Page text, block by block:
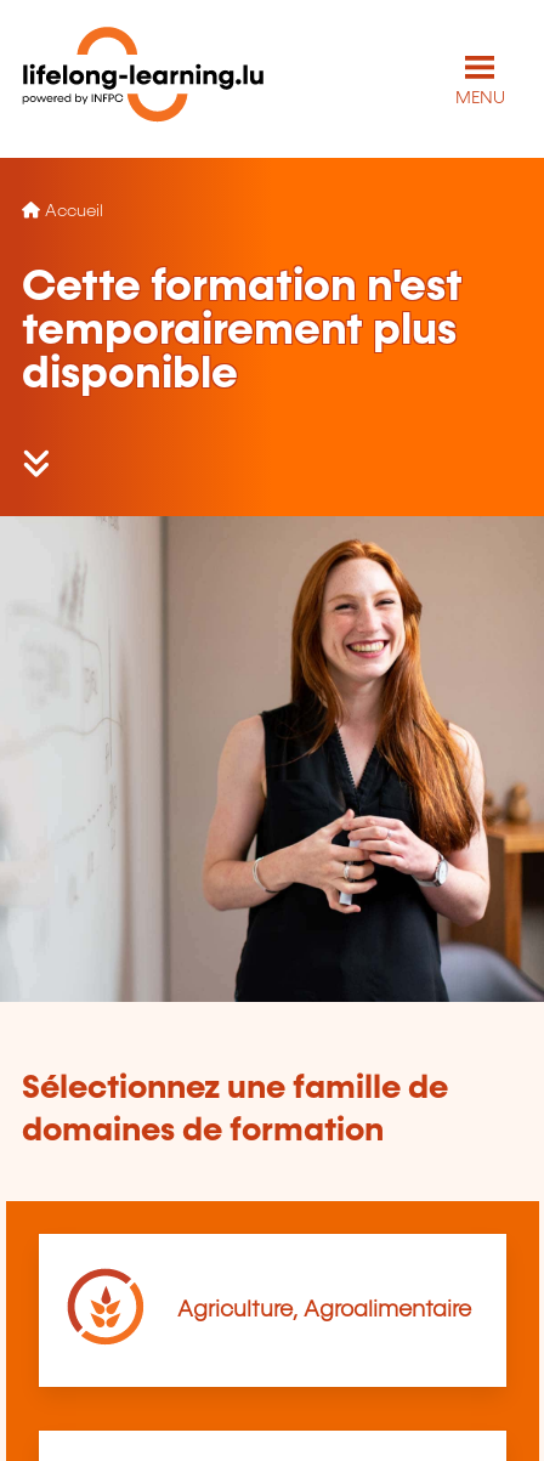
MENU
Accueil
Cette formation n'est
temporairement plus
disponible
Sélectionnez une famille de
domaines de formation
Agriculture, Agroalimentaire